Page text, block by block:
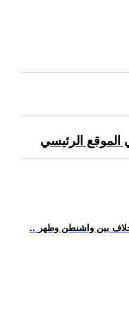
الموقع الرئيسي
بين واشنطن وطهر